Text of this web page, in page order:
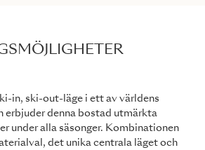
in, ski-out-läge i ett av världens
erbjuder denna bostad utmärkta
under alla säsonger. Kombinationen
det unika centrala läget och